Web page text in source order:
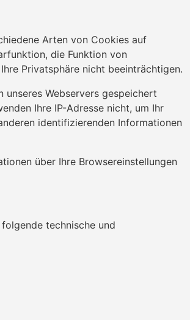
Arten von Cookies auf
die Funktion von
Privatsphäre nicht beeinträchtigen.
Webservers gespeichert
Ihre IP-Adresse nicht, um Ihr
identifizierenden Informationen
über Ihre Browsereinstellungen
technische und